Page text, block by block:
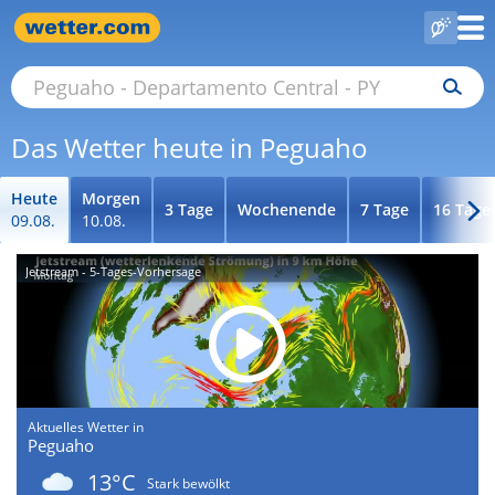
Das Wetter heute in Peguaho
Heute
09.08.
Morgen
10.08.
3 Tage Wochenende 7 Tage 16 Tage
Jetstream - 5-Tages-Vorhersage
Aktuelles Wetter in
Peguaho
13°C
Stark bewölkt